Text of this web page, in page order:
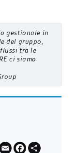
gestionale in
del gruppo,
tra le
ci siamo
EmailFacebook